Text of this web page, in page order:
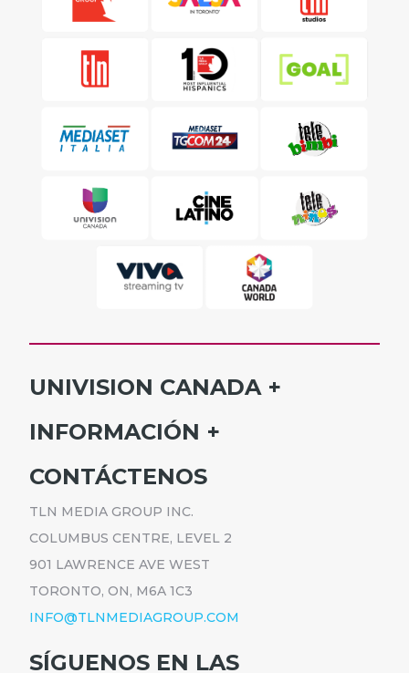
UNIVISION CANADA
INICIO
PROGRAMAS
INFORMACIÓN
SUSCRÍBETE
CARRERAS
POLÍTICA DE PRIVACIDAD
ACCESIBILIDAD
CONTÁCTENOS
TLN MEDIA GROUP INC.
COLUMBUS CENTRE, LEVEL 2
901 LAWRENCE AVE WEST
TORONTO, ON, M6A 1C3
INFO@TLNMEDIAGROUP.COM
SÍGUENOS EN LAS